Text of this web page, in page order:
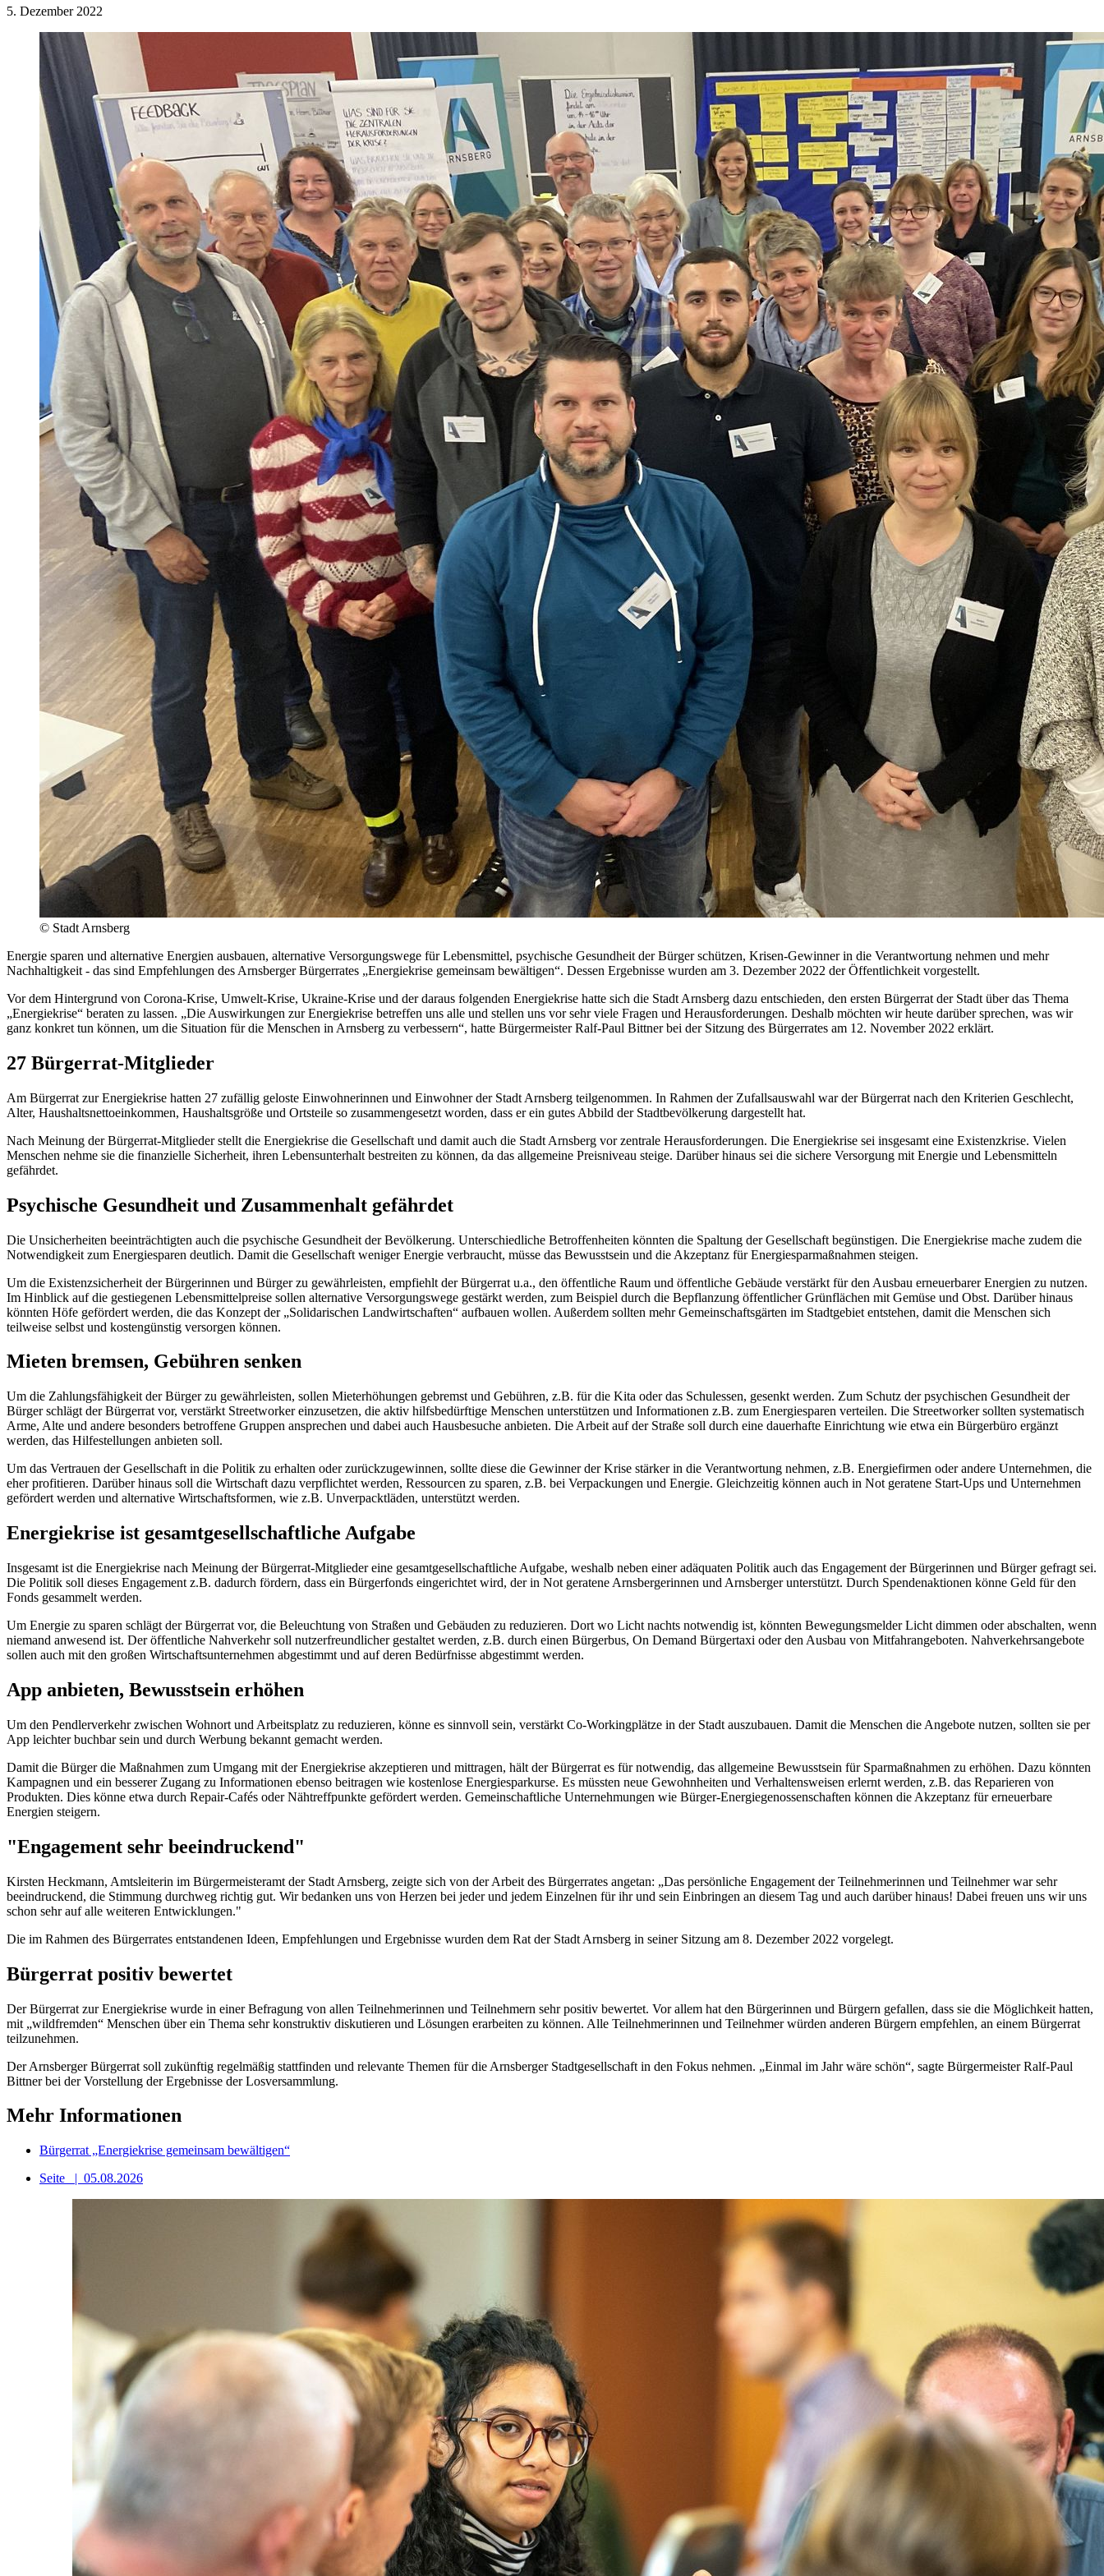
5. Dezember 2022
© Stadt Arnsberg
Energie sparen und alternative Energien ausbauen, alternative Versorgungswege für Lebensmittel, psychische Gesundheit der Bürger schützen, Krisen-Gewinner in die Verantwortung nehmen und mehr
Nachhaltigkeit - das sind Empfehlungen des Arnsberger Bürgerrates „Energiekrise gemeinsam bewältigen“. Dessen Ergebnisse wurden am 3. Dezember 2022 der Öffentlichkeit vorgestellt.
Vor dem Hintergrund von Corona-Krise, Umwelt-Krise, Ukraine-Krise und der daraus folgenden Energiekrise hatte sich die Stadt Arnsberg dazu entschieden, den ersten Bürgerrat der Stadt über das Thema
„Energiekrise“ beraten zu lassen. „Die Auswirkungen zur Energiekrise betreffen uns alle und stellen uns vor sehr viele Fragen und Herausforderungen. Deshalb möchten wir heute darüber sprechen, was wir
ganz konkret tun können, um die Situation für die Menschen in Arnsberg zu verbessern“, hatte Bürgermeister Ralf-Paul Bittner bei der Sitzung des Bürgerrates am 12. November 2022 erklärt.
27 Bürgerrat-Mitglieder
Am Bürgerrat zur Energiekrise hatten 27 zufällig geloste Einwohnerinnen und Einwohner der Stadt Arnsberg teilgenommen. In Rahmen der Zufallsauswahl war der Bürgerrat nach den Kriterien Geschlecht,
Alter, Haushaltsnettoeinkommen, Haushaltsgröße und Ortsteile so zusammengesetzt worden, dass er ein gutes Abbild der Stadtbevölkerung dargestellt hat.
Nach Meinung der Bürgerrat-Mitglieder stellt die Energiekrise die Gesellschaft und damit auch die Stadt Arnsberg vor zentrale Herausforderungen. Die Energiekrise sei insgesamt eine Existenzkrise. Vielen
Menschen nehme sie die finanzielle Sicherheit, ihren Lebensunterhalt bestreiten zu können, da das allgemeine Preisniveau steige. Darüber hinaus sei die sichere Versorgung mit Energie und Lebensmitteln
gefährdet.
Psychische Gesundheit und Zusammenhalt gefährdet
Die Unsicherheiten beeinträchtigten auch die psychische Gesundheit der Bevölkerung. Unterschiedliche Betroffenheiten könnten die Spaltung der Gesellschaft begünstigen. Die Energiekrise mache zudem die
Notwendigkeit zum Energiesparen deutlich. Damit die Gesellschaft weniger Energie verbraucht, müsse das Bewusstsein und die Akzeptanz für Energiesparmaßnahmen steigen.
Um die Existenzsicherheit der Bürgerinnen und Bürger zu gewährleisten, empfiehlt der Bürgerrat u.a., den öffentliche Raum und öffentliche Gebäude verstärkt für den Ausbau erneuerbarer Energien zu nutzen.
Im Hinblick auf die gestiegenen Lebensmittelpreise sollen alternative Versorgungswege gestärkt werden, zum Beispiel durch die Bepflanzung öffentlicher Grünflächen mit Gemüse und Obst. Darüber hinaus
könnten Höfe gefördert werden, die das Konzept der „Solidarischen Landwirtschaften“ aufbauen wollen. Außerdem sollten mehr Gemeinschaftsgärten im Stadtgebiet entstehen, damit die Menschen sich
teilweise selbst und kostengünstig versorgen können.
Mieten bremsen, Gebühren senken
Um die Zahlungsfähigkeit der Bürger zu gewährleisten, sollen Mieterhöhungen gebremst und Gebühren, z.B. für die Kita oder das Schulessen, gesenkt werden. Zum Schutz der psychischen Gesundheit der
Bürger schlägt der Bürgerrat vor, verstärkt Streetworker einzusetzen, die aktiv hilfsbedürftige Menschen unterstützen und Informationen z.B. zum Energiesparen verteilen. Die Streetworker sollten systematisch
Arme, Alte und andere besonders betroffene Gruppen ansprechen und dabei auch Hausbesuche anbieten. Die Arbeit auf der Straße soll durch eine dauerhafte Einrichtung wie etwa ein Bürgerbüro ergänzt
werden, das Hilfestellungen anbieten soll.
Um das Vertrauen der Gesellschaft in die Politik zu erhalten oder zurückzugewinnen, sollte diese die Gewinner der Krise stärker in die Verantwortung nehmen, z.B. Energiefirmen oder andere Unternehmen, die
eher profitieren. Darüber hinaus soll die Wirtschaft dazu verpflichtet werden, Ressourcen zu sparen, z.B. bei Verpackungen und Energie. Gleichzeitig können auch in Not geratene Start-Ups und Unternehmen
gefördert werden und alternative Wirtschaftsformen, wie z.B. Unverpacktläden, unterstützt werden.
Energiekrise ist gesamtgesellschaftliche Aufgabe
Insgesamt ist die Energiekrise nach Meinung der Bürgerrat-Mitglieder eine gesamtgesellschaftliche Aufgabe, weshalb neben einer adäquaten Politik auch das Engagement der Bürgerinnen und Bürger gefragt sei.
Die Politik soll dieses Engagement z.B. dadurch fördern, dass ein Bürgerfonds eingerichtet wird, der in Not geratene Arnsbergerinnen und Arnsberger unterstützt. Durch Spendenaktionen könne Geld für den
Fonds gesammelt werden.
Um Energie zu sparen schlägt der Bürgerrat vor, die Beleuchtung von Straßen und Gebäuden zu reduzieren. Dort wo Licht nachts notwendig ist, könnten Bewegungsmelder Licht dimmen oder abschalten, wenn
niemand anwesend ist. Der öffentliche Nahverkehr soll nutzerfreundlicher gestaltet werden, z.B. durch einen Bürgerbus, On Demand Bürgertaxi oder den Ausbau von Mitfahrangeboten. Nahverkehrsangebote
sollen auch mit den großen Wirtschaftsunternehmen abgestimmt und auf deren Bedürfnisse abgestimmt werden.
App anbieten, Bewusstsein erhöhen
Um den Pendlerverkehr zwischen Wohnort und Arbeitsplatz zu reduzieren, könne es sinnvoll sein, verstärkt Co-Workingplätze in der Stadt auszubauen. Damit die Menschen die Angebote nutzen, sollten sie per
App leichter buchbar sein und durch Werbung bekannt gemacht werden.
Damit die Bürger die Maßnahmen zum Umgang mit der Energiekrise akzeptieren und mittragen, hält der Bürgerrat es für notwendig, das allgemeine Bewusstsein für Sparmaßnahmen zu erhöhen. Dazu könnten
Kampagnen und ein besserer Zugang zu Informationen ebenso beitragen wie kostenlose Energiesparkurse. Es müssten neue Gewohnheiten und Verhaltensweisen erlernt werden, z.B. das Reparieren von
Produkten. Dies könne etwa durch Repair-Cafés oder Nähtreffpunkte gefördert werden. Gemeinschaftliche Unternehmungen wie Bürger-Energiegenossenschaften können die Akzeptanz für erneuerbare
Energien steigern.
"Engagement sehr beeindruckend"
Kirsten Heckmann, Amtsleiterin im Bürgermeisteramt der Stadt Arnsberg, zeigte sich von der Arbeit des Bürgerrates angetan: „Das persönliche Engagement der Teilnehmerinnen und Teilnehmer war sehr
beeindruckend, die Stimmung durchweg richtig gut. Wir bedanken uns von Herzen bei jeder und jedem Einzelnen für ihr und sein Einbringen an diesem Tag und auch darüber hinaus! Dabei freuen uns wir uns
schon sehr auf alle weiteren Entwicklungen."
Die im Rahmen des Bürgerrates entstandenen Ideen, Empfehlungen und Ergebnisse wurden dem Rat der Stadt Arnsberg in seiner Sitzung am 8. Dezember 2022 vorgelegt.
Bürgerrat positiv bewertet
Der Bürgerrat zur Energiekrise wurde in einer Befragung von allen Teilnehmerinnen und Teilnehmern sehr positiv bewertet. Vor allem hat den Bürgerinnen und Bürgern gefallen, dass sie die Möglichkeit hatten,
mit „wildfremden“ Menschen über ein Thema sehr konstruktiv diskutieren und Lösungen erarbeiten zu können. Alle Teilnehmerinnen und Teilnehmer würden anderen Bürgern empfehlen, an einem Bürgerrat
teilzunehmen.
Der Arnsberger Bürgerrat soll zukünftig regelmäßig stattfinden und relevante Themen für die Arnsberger Stadtgesellschaft in den Fokus nehmen. „Einmal im Jahr wäre schön“, sagte Bürgermeister Ralf-Paul
Bittner bei der Vorstellung der Ergebnisse der Losversammlung.
Mehr Informationen
Bürgerrat „Energiekrise gemeinsam bewältigen“
Seite
| 05.08.2026